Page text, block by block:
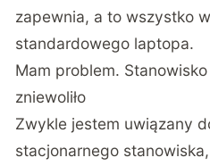
zapewnia, a to wszystko
standardowego laptopa.
Mam problem.
zniewoliło
Zwykle jestem uwiązany
stacjonarnego